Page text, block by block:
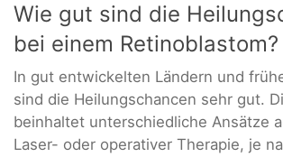
Wie gut sind die
bei einem Retinoblastom?
In gut entwickelten Ländern und
sind die Heilungschancen sehr gut.
beinhaltet unterschiedliche Ansätze
Laser- oder operativer Therapie, je